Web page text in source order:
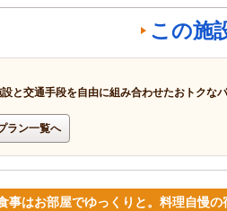
この施
設と交通手段を自由に組み合わせたおトクな
ラン一覧へ
はお部屋でゆっくりと。料理自慢の